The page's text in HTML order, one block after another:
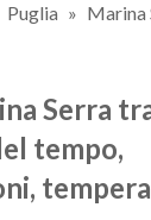
Puglia
Marina
Serra
tempo,